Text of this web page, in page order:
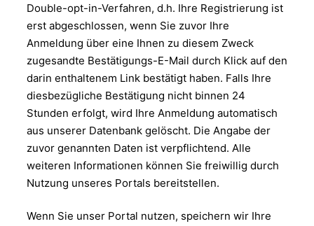
Double-opt-in-Verfahren, d.h. Ihre Registrierung ist
erst abgeschlossen, wenn Sie zuvor Ihre
Anmeldung über eine Ihnen zu diesem Zweck
zugesandte Bestätigungs-E-Mail durch Klick auf den
darin enthaltenem Link bestätigt haben. Falls Ihre
diesbezügliche Bestätigung nicht binnen 24
Stunden erfolgt, wird Ihre Anmeldung automatisch
aus unserer Datenbank gelöscht. Die Angabe der
zuvor genannten Daten ist verpflichtend. Alle
weiteren Informationen können Sie freiwillig durch
Nutzung unseres Portals bereitstellen.
Wenn Sie unser Portal nutzen, speichern wir Ihre